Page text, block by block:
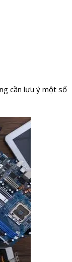
cần lưu ý một số